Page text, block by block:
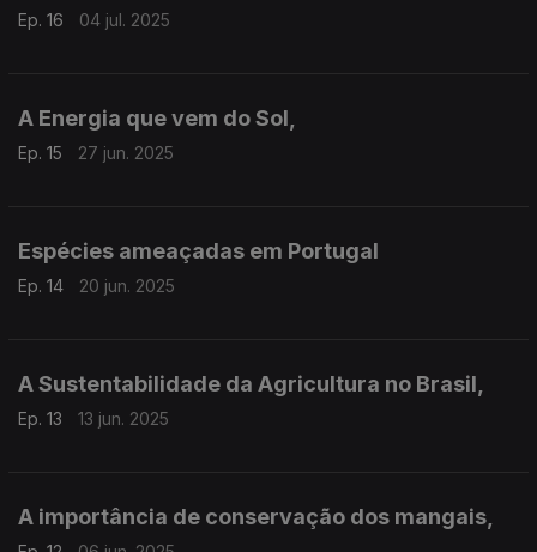
Ep. 16 04 jul. 2025
A Energia que vem do Sol,
Ep. 15 27 jun. 2025
Espécies ameaçadas em Portugal
Ep. 14 20 jun. 2025
A Sustentabilidade da Agricultura no Brasil,
Ep. 13 13 jun. 2025
A importância de conservação dos mangais,